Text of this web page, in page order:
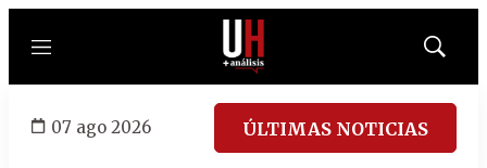
Menú
Mostrar
07 ago 2026 ÚLTIMAS NOTICIAS